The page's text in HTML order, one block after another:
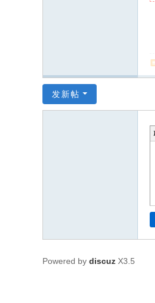
发新帖
Powered by discuz X3.5